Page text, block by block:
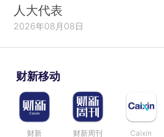
人大代表
2026年08月08日
财新移动
财新 财新周刊 Caixin